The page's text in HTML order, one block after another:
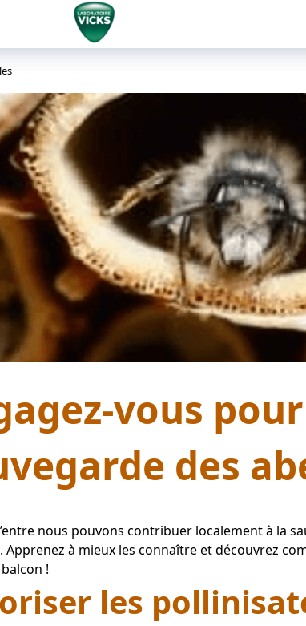
vous
des
nous pouvons contribuer localement à la
Apprenez à mieux les connaître et découvrez
!
les